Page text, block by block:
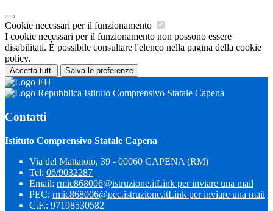
Cookie necessari per il funzionamento
I cookie necessari per il funzionamento non possono essere
disabilitati. È possibile consultare l'elenco nella pagina della cookie
policy.
Accetta tutti Salva le preferenze
Istituto Comprensivo Statale Capena
Contatti
Istituto Comprensivo Statale Capena
Via del Mattatoio, 39 - 00060 CAPENA (RM)
Tel: 06/9032287
Email: rmic868006@istruzione.itLink per inviare una mail
PEC: rmic868006@pec.istruzione.itLink per inviare una mail
C.F.: 97198530582